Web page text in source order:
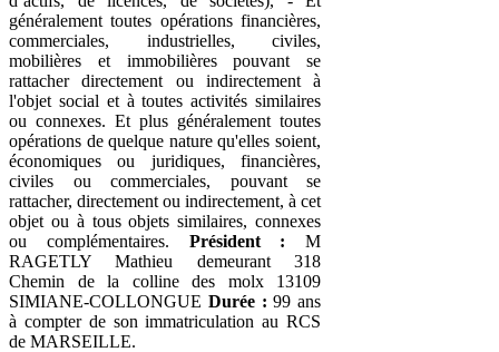
généralement toutes opérations financières,
commerciales, industrielles, civiles,
mobilières et immobilières pouvant se
rattacher directement ou indirectement à
l'objet social et à toutes activités similaires
ou connexes. Et plus généralement toutes
opérations de quelque nature qu'elles soient,
économiques ou juridiques, financières,
civiles ou commerciales, pouvant se
rattacher, directement ou indirectement, à cet
objet ou à tous objets similaires, connexes
ou complémentaires. Président : M
RAGETLY Mathieu demeurant 318
Chemin de la colline des molx 13109
SIMIANE-COLLONGUE Durée : 99 ans
à compter de son immatriculation au RCS
de MARSEILLE.